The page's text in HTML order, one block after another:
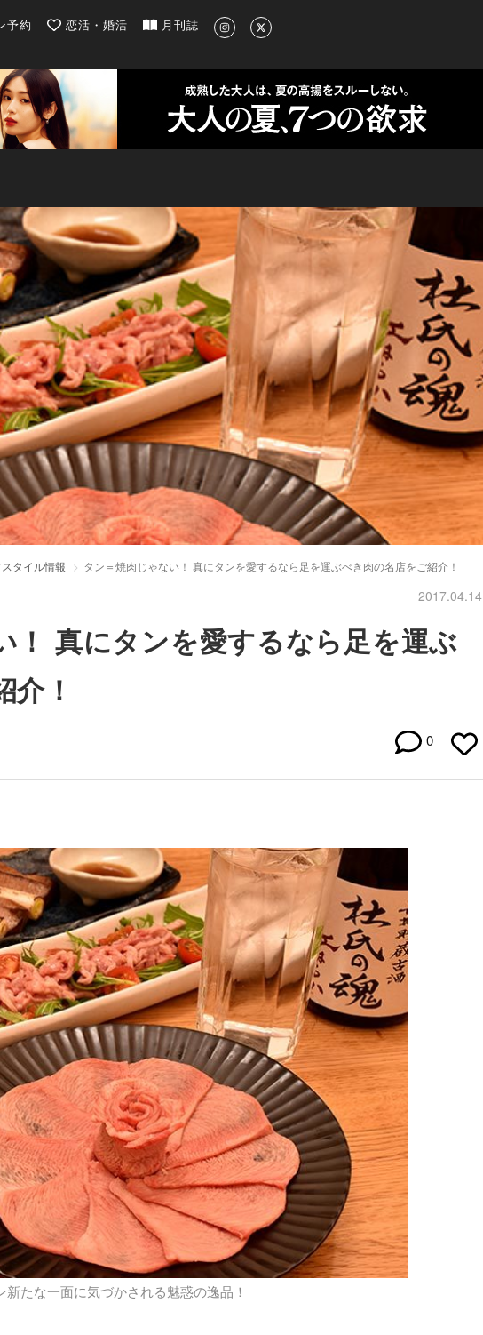
ー | 最新のグルメ、洗練されたライフスタイル情報
予約 恋活・婚活 月刊誌
タイル情報 タン＝焼肉じゃない！ 真にタンを愛するなら足を運ぶべき肉の名店をご紹介！
2017.04.14
！ 真にタンを愛するなら足を運ぶ
！
0
たな一面に気づかされる魅惑の逸品！